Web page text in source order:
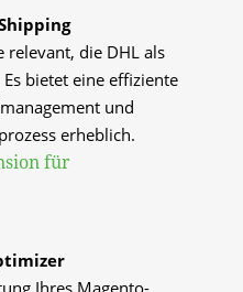
relevant, die DHL als
bietet eine effiziente
und
erheblich.
für